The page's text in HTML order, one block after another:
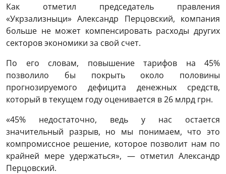
Как отметил председатель правления
«Укрзализныци» Александр Перцовский, компания
больше не может компенсировать расходы других
секторов экономики за свой счет.
По его словам, повышение тарифов на 45%
позволило бы покрыть около половины
прогнозируемого дефицита денежных средств,
который в текущем году оценивается в 26 млрд грн.
«45% недостаточно, ведь у нас остается
значительный разрыв, но мы понимаем, что это
компромиссное решение, которое позволит нам по
крайней мере удержаться», — отметил Александр
Перцовский.